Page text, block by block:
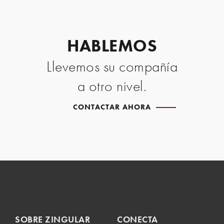
HABLEMOS
Llevemos su compañía
a otro nivel.
CONTACTAR AHORA
SOBRE ZINGULAR CONECTA